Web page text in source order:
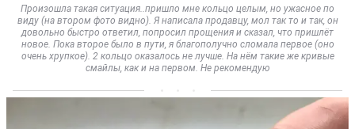
Произошла такая ситуация..пришло мне кольцо целым, но ужасное по
виду (на втором фото видно). Я написала продавцу, мол так то и так, он
довольно быстро ответил, попросил прощения и сказал, что пришлёт
новое. Пока второе было в пути, я благополучно сломала первое (оно
очень хрупкое). 2 кольцо оказалось не лучше. На нём такие же кривые
смайлы, как и на первом. Не рекомендую